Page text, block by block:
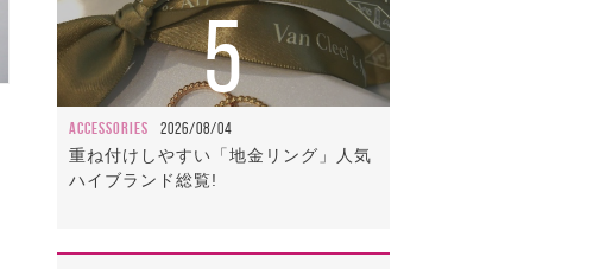
5
ACCESSORIES 2026/08/04
重ね付けしやすい「地金リング」人気
ハイブランド総覧!